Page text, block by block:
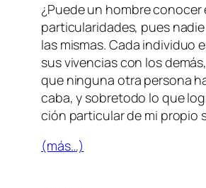
¿Puede un hom­bre
par­ti­cu­la­ri­da­des, pues
las mis­mas. Cada in­di­vi­duo
sus vi­ven­cias con los
que nin­gu­na otra per­so­na
ca­ba, y so­bre­to­do lo que
ción par­ti­cu­lar de mi pro­pio
(más…)